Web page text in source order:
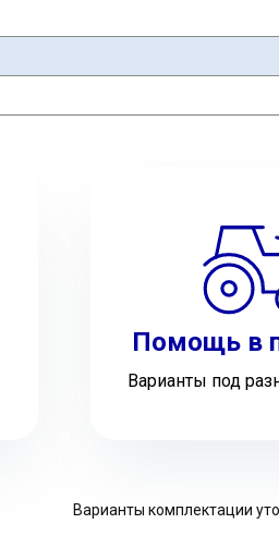
Помощь в
Варианты под
Варианты комплектации